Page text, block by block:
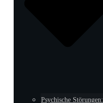
Psychische Störungen: